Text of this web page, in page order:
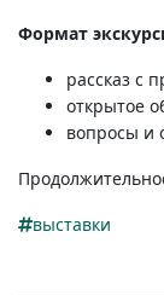
Формат
рассказ с
открытое
вопросы и
выставки